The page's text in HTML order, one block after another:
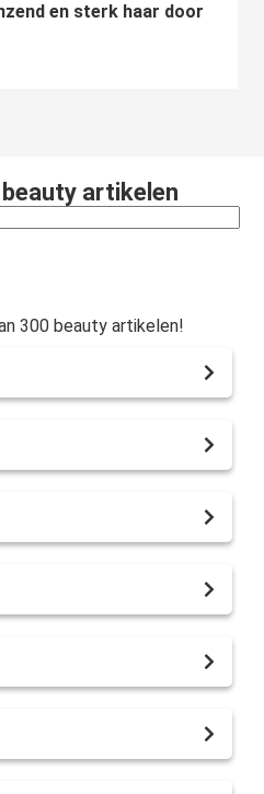
en sterk haar door
artikelen
300 beauty artikelen!